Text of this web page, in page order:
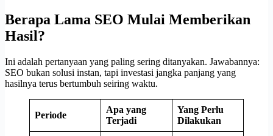
Berapa Lama SEO Mulai Memberikan
Hasil?
Ini adalah pertanyaan yang paling sering ditanyakan. Jawabannya:
SEO bukan solusi instan, tapi investasi jangka panjang yang
hasilnya terus bertumbuh seiring waktu.
Periode
Apa yang
Terjadi
Yang Perlu
Dilakukan